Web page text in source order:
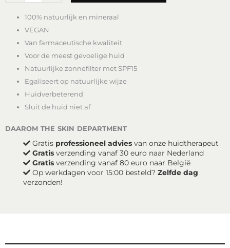
Foundation
Sand
aantal
100% natuurlijk en mineraal
VEGAN
Van farmaceutische kwaliteit
Voor de meest gevoelige huid
Natuurlijke zonnefilter met SPF15
Egaliseert op natuurlijke wijze
Huidverbeterend
Sluit de huid niet af
daarom the skin department
Gratis professioneel advies van onze huidtherapeut
Gratis verzending vanaf 30 euro naar Nederland
Gratis verzending vanaf 80 euro naar België
Op werkdagen voor 15:00 besteld? Zelfde dag
verzonden!